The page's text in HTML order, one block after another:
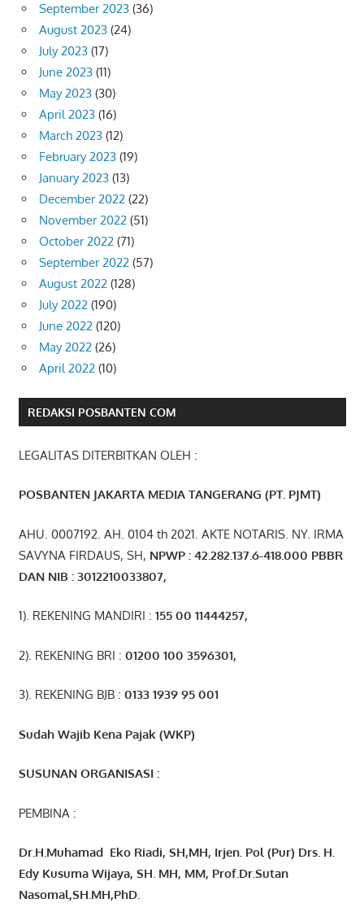
September 2023 (36)
August 2023 (24)
July 2023 (17)
June 2023 (11)
May 2023 (30)
April 2023 (16)
March 2023 (12)
February 2023 (19)
January 2023 (13)
December 2022 (22)
November 2022 (51)
October 2022 (71)
September 2022 (57)
August 2022 (128)
July 2022 (190)
June 2022 (120)
May 2022 (26)
April 2022 (10)
REDAKSI POSBANTEN COM
LEGALITAS DITERBITKAN OLEH :
POSBANTEN JAKARTA MEDIA TANGERANG (PT. PJMT)
AHU. 0007192. AH. 0104 th 2021. AKTE NOTARIS. NY. IRMA
SAVYNA FIRDAUS, SH, NPWP : 42. 282 .137.6-418.000 PBBR
DAN NIB :3012210033807,
1). REKENING MANDIRI : 155 00 11444257,
2). REKENING BRI : 01200 100 3596301,
3). REKENING BJB : 0133 1939 95 001
Sudah Wajib Kena Pajak (WKP)
SUSUNAN ORGANISASI :
PEMBINA :
Dr.H.Muhamad Eko Riadi, SH,MH, Irjen. Pol (Pur) Drs. H.
Edy Kusuma Wijaya, SH. MH, MM, Prof.Dr.Sutan
Nasomal,SH.MH,PhD.